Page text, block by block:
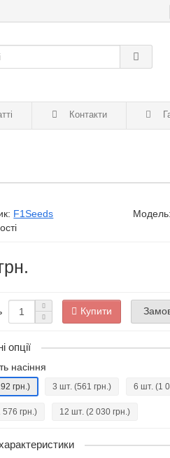
Контакти
F1Seeds Модель:
Купити
опції
насіння
грн.) 3 шт. (561 грн.) 6 шт. (1
576 грн.) 12 шт. (2 030 грн.)